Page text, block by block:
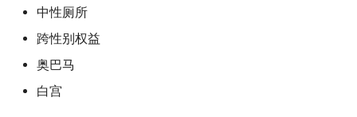
中性厕所
跨性别权益
奥巴马
白宫